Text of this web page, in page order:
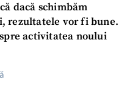
dacă schimbăm
rezultatele vor fi bune.
activitatea noului